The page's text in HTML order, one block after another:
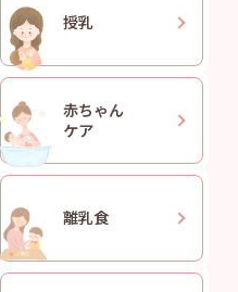
授乳
赤ちゃん
ケア
離乳食